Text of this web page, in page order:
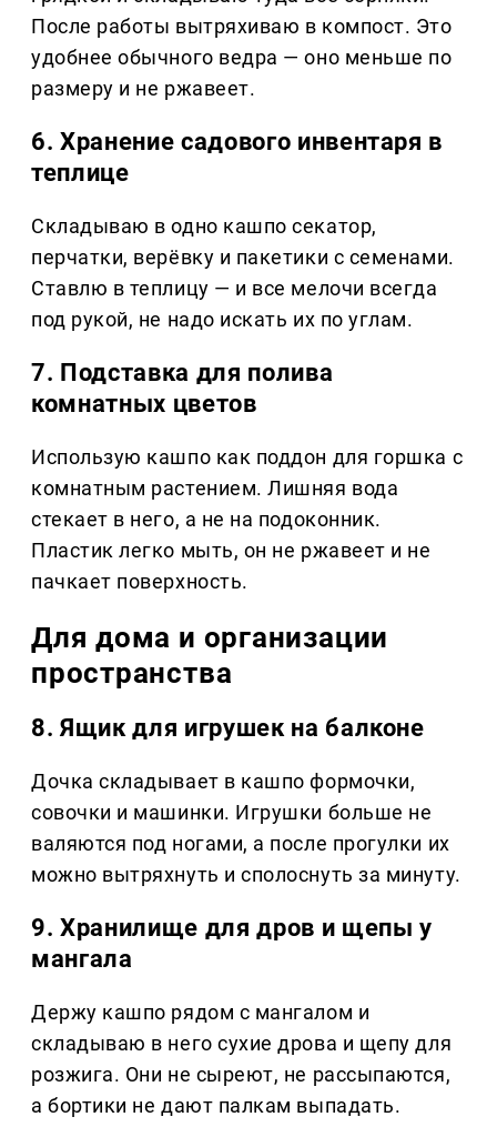
После работы вытряхиваю в компост. Это
удобнее обычного ведра — оно меньше по
размеру и не ржавеет.
6. Хранение садового инвентаря в
теплице
Складываю в одно кашпо секатор,
перчатки, верёвку и пакетики с семенами.
Ставлю в теплицу — и все мелочи всегда
под рукой, не надо искать их по углам.
7. Подставка для полива
комнатных цветов
Использую кашпо как поддон для горшка с
комнатным растением. Лишняя вода
стекает в него, а не на подоконник.
Пластик легко мыть, он не ржавеет и не
пачкает поверхность.
Для дома и организации
пространства
8. Ящик для игрушек на балконе
Дочка складывает в кашпо формочки,
совочки и машинки. Игрушки больше не
валяются под ногами, а после прогулки их
можно вытряхнуть и сполоснуть за минуту.
9. Хранилище для дров и щепы у
мангала
Держу кашпо рядом с мангалом и
складываю в него сухие дрова и щепу для
розжига. Они не сыреют, не рассыпаются,
а бортики не дают палкам выпадать.